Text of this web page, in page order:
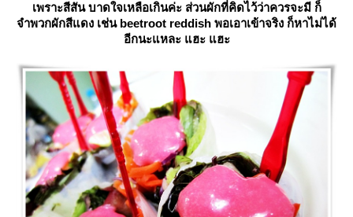
เพราะสีสัน บาดใจเหลือเกินค่ะ ส่วนผักที่คิดไว้ว่าควรจะมี ก็
จำพวกผักสีแดง เช่น beetroot reddish พอเอาเข้าจริง ก็หาไม่ได้
อีกนะแหละ แฮะ แฮะ